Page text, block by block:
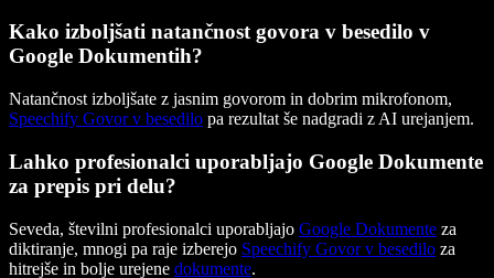
Kako izboljšati natančnost govora v besedilo v
Google Dokumentih?
Natančnost izboljšate z jasnim govorom in dobrim mikrofonom,
Speechify Govor v besedilo pa rezultat še nadgradi z AI urejanjem.
Lahko profesionalci uporabljajo Google Dokumente
za prepis pri delu?
Seveda, številni profesionalci uporabljajo Google Dokumente za
diktiranje, mnogi pa raje izberejo Speechify Govor v besedilo za
hitrejše in bolje urejene dokumente.